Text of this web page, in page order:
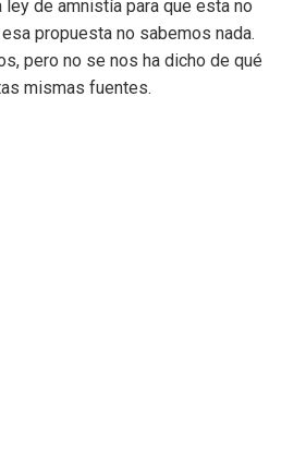
ley de amnistía para que esta no
propuesta no sabemos nada.
pero no se nos ha dicho de qué
mismas fuentes.